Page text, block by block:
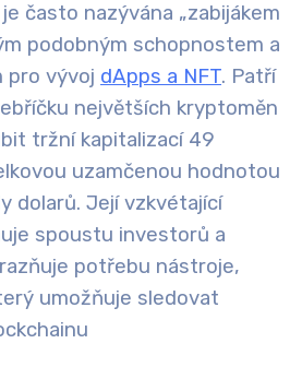
často nazývána „zabijákem
podobným schopnostem a
pro vývoj dApps a NFT. Patří
největších kryptoměn
tržní kapitalizací 49
uzamčenou hodnotou
dolarů. Její vzkvétající
spoustu investorů a
potřebu nástroje,
umožňuje sledovat